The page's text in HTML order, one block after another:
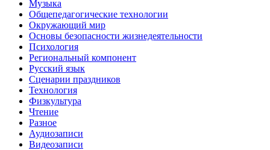
Музыка
Общепедагогические технологии
Окружающий мир
Основы безопасности жизнедеятельности
Психология
Региональный компонент
Русский язык
Сценарии праздников
Технология
Физкультура
Чтение
Разное
Аудиозаписи
Видеозаписи